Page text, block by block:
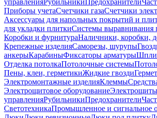
управленияРубильникиПредохранители
Приборы учетаСчетчики газаСчетчики
Аксессуары для напольных покрытий и
для укладки плиткиСистемы выравнивания
Коробки и фурнитураНаличники, коробки,
Крепежные изделияСаморезы, шурупы
анкерыКарабиныФиксаторы арматуры
Отделка потолкаПотолочные системы
Пены, клеи, герметикиЖидкие гвозди
Электромонтажные изделияКлеммы
Электрощитовое оборудованиеЭлектрощиты
управленияРубильникиПредохранители
СветотехникаПромышленное и сигнальное